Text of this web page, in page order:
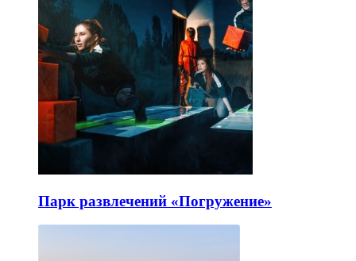
Парк развлечений «Погружение»